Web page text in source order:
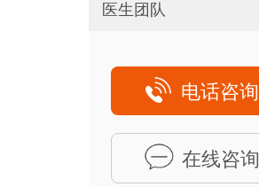
医生团队
电话咨询
在线咨询